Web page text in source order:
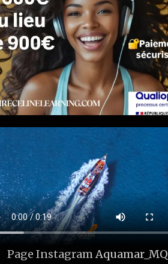
Page InstagramAquamar_MQ